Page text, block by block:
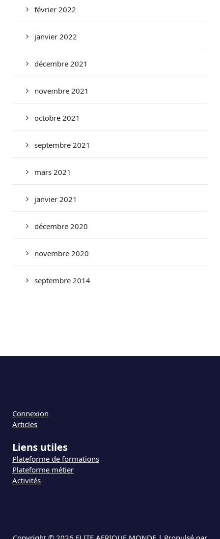
février 2022
janvier 2022
décembre 2021
novembre 2021
octobre 2021
septembre 2021
mars 2021
janvier 2021
décembre 2020
novembre 2020
septembre 2014
Connexion
Articles
Liens utiles
Plateforme de formations
Plateforme métier
Activités